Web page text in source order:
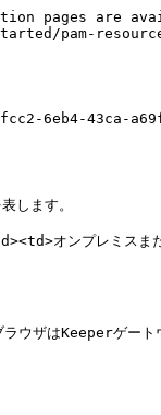
pages are
pam-
6eb4-43ca-
します。
オンプレミスまた
ラウザはKeeperゲー